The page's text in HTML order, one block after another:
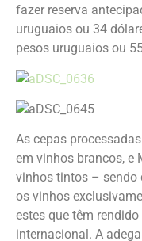
fazer reserva
uruguaios ou 34
pesos uruguaios ou
As cepas
em vinhos brancos, e
vinhos tintos – sendo
os vinhos
estes que têm
internacional. A